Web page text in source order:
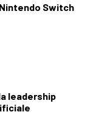
Switch
leadership